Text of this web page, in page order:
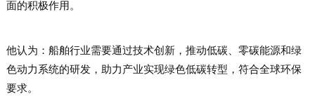
面的积极作用。
他认为：船舶行业需要通过技术创新，推动低碳、零碳能源和绿
色动力系统的研发，助力产业实现绿色低碳转型，符合全球环保
要求。